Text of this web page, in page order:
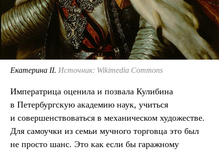
Екатерина II. Источник: Wikimedia Commons
Императрица оценила и позвала Кулибина
в Петербургскую академию наук, учиться
и совершенствоваться в механическом художестве.
Для самоучки из семьи мучного торговца это был
не просто шанс. Это как если бы гаражному